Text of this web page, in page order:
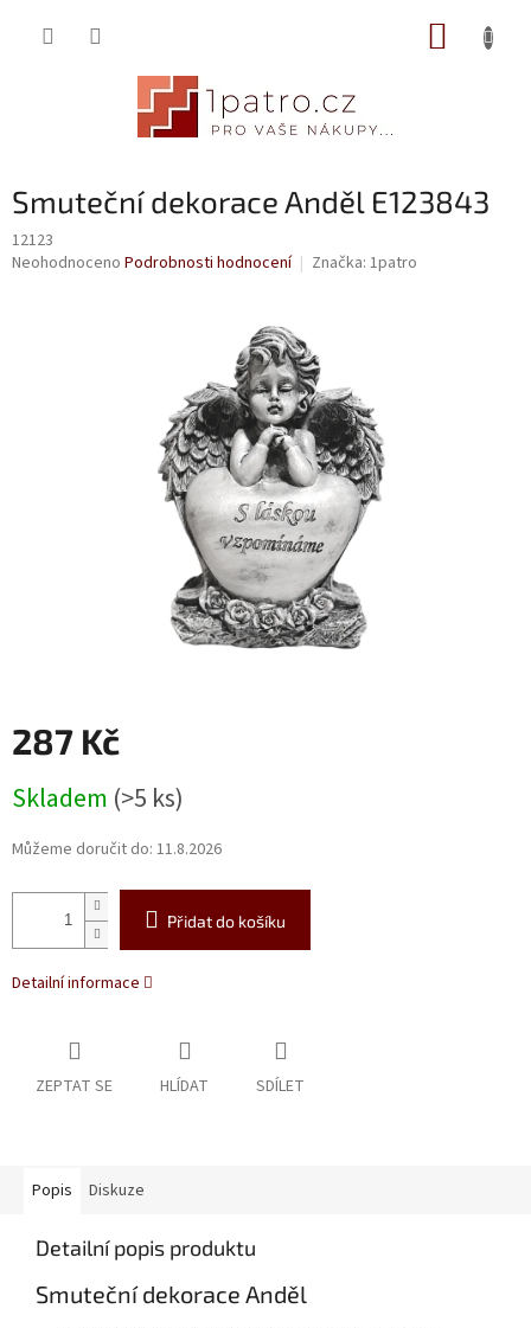
Smuteční dekorace Anděl E123843
12123
Průměrné
Neohodnoceno Podrobnosti hodnocení Značka: 1patro
287 Kč
cena:
Skladem (>5 ks)
Můžeme doručit do: 11.8.2026
Přidat do košíku
Detailní informace
ZEPTAT SE HLÍDAT SDÍLET
Popis Diskuze
Detailní popis produktu
Smuteční dekorace Anděl